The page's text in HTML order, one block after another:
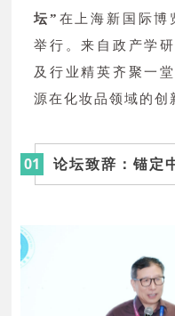
坛” 在上海新国际博
举行。来自政产学
及行业精英齐聚一
源在化妆品领域的创
01 论坛致辞：锚定